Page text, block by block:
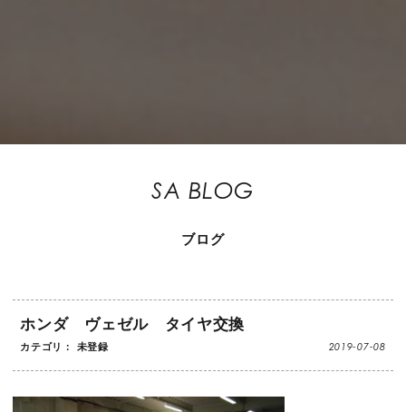
SA BLOG
ブログ
ホンダ ヴェゼル タイヤ交換
カテゴリ： 未登録 2019-07-08